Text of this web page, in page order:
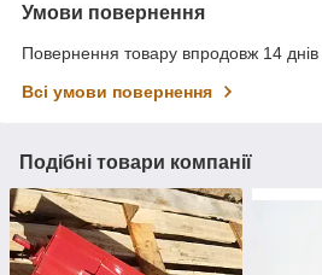
Умови повернення
Повернення товару впродовж 14
Всі умови повернення
Подібні товари компанії